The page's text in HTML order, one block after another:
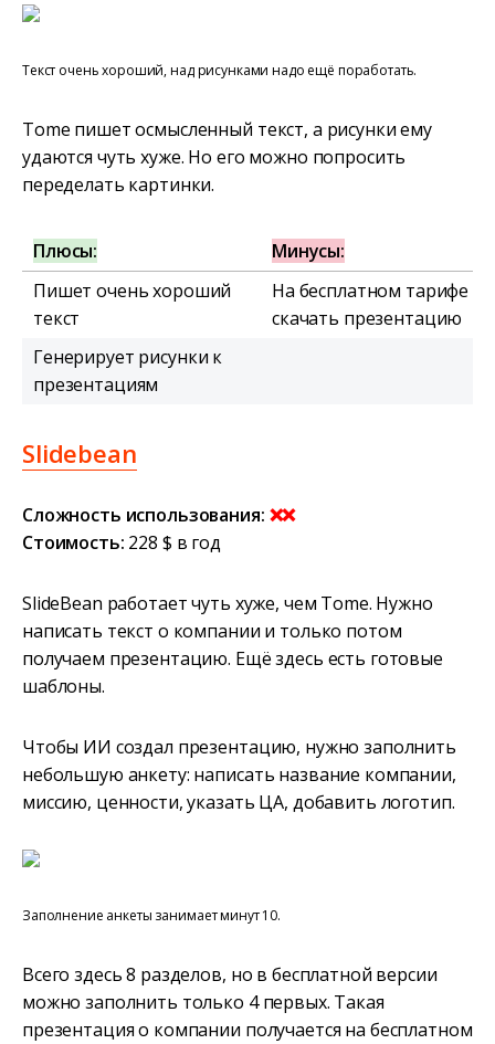
Текст очень хороший, над рисунками надо ещё поработать.
Tome пишет осмысленный текст, а рисунки ему
удаются чуть хуже. Но его можно попросить
переделать картинки.
Плюсы:
Минусы:
Пишет очень хороший
текст
На бесплатном тарифе
скачать презентацию
Генерирует рисунки к
презентациям
Slidebean
Сложность использования: ❌❌
Стоимость: 228 $ в год
SlideBean работает чуть хуже, чем Tome. Нужно
написать текст о компании и только потом
получаем презентацию. Ещё здесь есть готовые
шаблоны.
Чтобы ИИ создал презентацию, нужно заполнить
небольшую анкету: написать название компании,
миссию, ценности, указать ЦА, добавить логотип.
Заполнение анкеты занимает минут 10.
Всего здесь 8 разделов, но в бесплатной версии
можно заполнить только 4 первых. Такая
презентация о компании получается на бесплатном